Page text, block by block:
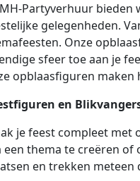
Partyverhuur bieden
gelegenheden.
Onze
sfeer toe aan je
opblaasfiguren maken
en
je feest compleet met
een thema te creëren of
en trekken meteen